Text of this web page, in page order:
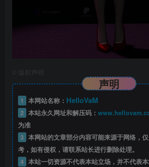
版权声明
声明
1 本网站名称： HelloVaM
2 本站永久网址和解压码：
为准
3 本网站的文章部分内容可能来源于网络，
考，如有侵权，请联系站长进行删除处理。
4 本站一切资源不代表本站立场，并不代表